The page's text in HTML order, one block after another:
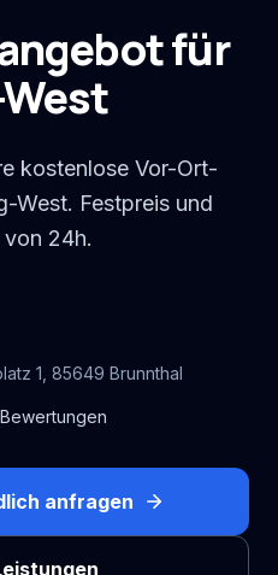
für
kostenlose Vor-Ort-
West. Festpreis und
24h.
1 85649 Brunnthal
anfragen